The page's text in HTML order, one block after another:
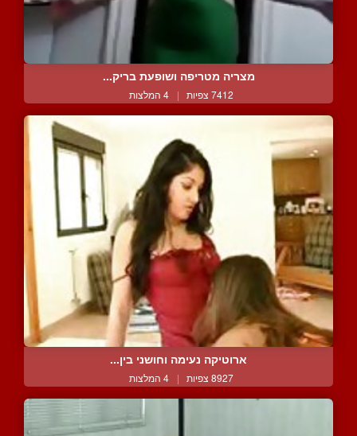
מצריה מטריפה ושופעת בריק...
7412 צפיות | 4 המלצות
ארוטיקה נעימה וחושני בין...
8927 צפיות | 4 המלצות